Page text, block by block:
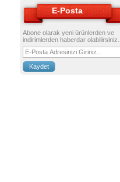
E-Posta
Abone olarak yeni ürünlerden ve
indirimlerden haberdar olabilirsiniz.